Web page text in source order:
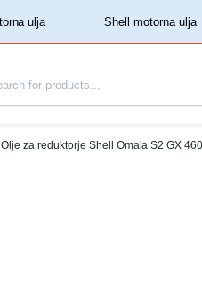
‏‏‎ ‎Shell motorna ulja‏‏‎ ‎
Olje za reduktorje Shell Omala S2 GX